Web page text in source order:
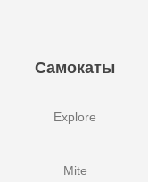
Самокаты
Explore
Mite